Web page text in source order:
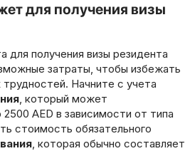
для получения визы
получения визы резидента
затраты, чтобы избежать
Начните с учета
, который может
AED в зависимости от типа
стоимость обязательного
, которая обычно составляет